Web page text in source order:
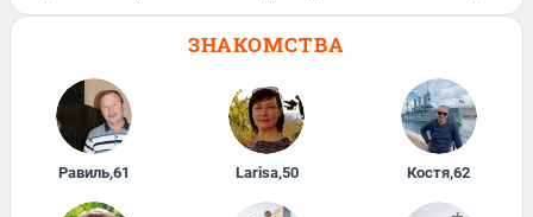
ЗНАКОМСТВА
Равиль,61 Larisa,50 Костя,62